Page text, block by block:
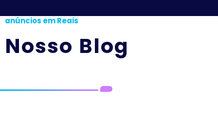
anúncios em Reais
Nosso Blog